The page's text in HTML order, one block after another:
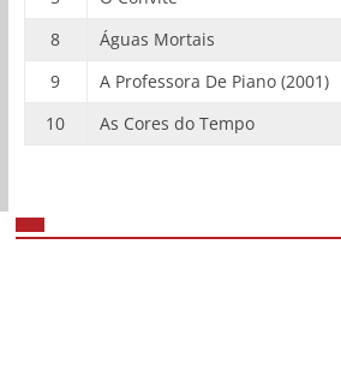
8
Águas Mortais
9
A Professora De Piano (2001)
10
As Cores do Tempo